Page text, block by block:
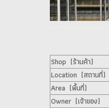
Shop (ร้านค้า)
Location (สถานที่)
Area (พื้นที่)
Owner (เจ้าของ)